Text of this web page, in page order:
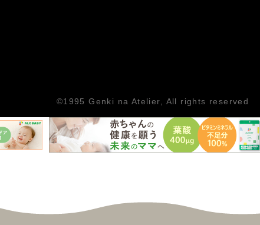
©1995Genki na Atelier , All rights reserved